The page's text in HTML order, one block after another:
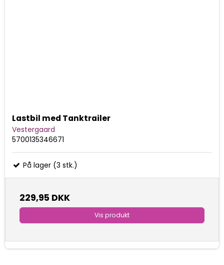
Lastbil med Tanktrailer
Vestergaard
5700135346671
På lager (3 stk.)
229,95 DKK
Vis produkt